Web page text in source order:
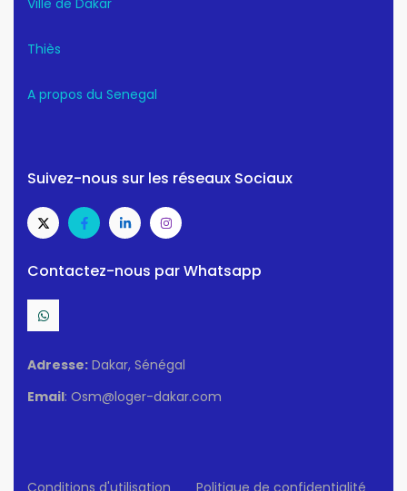
Ville de Dakar
Thiès
A propos du Senegal
Suivez-nous sur les réseaux Sociaux
Contactez-nous par Whatsapp
Adresse: Dakar, Sénégal
Email: Osm@loger-dakar.com